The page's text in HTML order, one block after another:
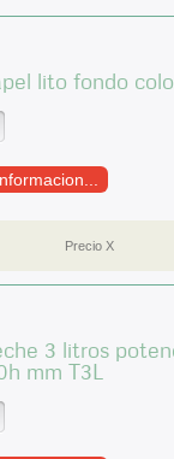
lito fondo
Precio X
3 litros
mm T3L